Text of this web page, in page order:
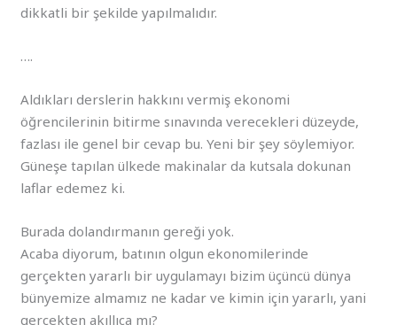
dikkatli bir şekilde yapılmalıdır.
….
Aldıkları derslerin hakkını vermiş ekonomi
öğrencilerinin bitirme sınavında verecekleri düzeyde,
fazlası ile genel bir cevap bu. Yeni bir şey söylemiyor.
Güneşe tapılan ülkede makinalar da kutsala dokunan
laflar edemez ki.
Burada dolandırmanın gereği yok.
Acaba diyorum, batının olgun ekonomilerinde
gerçekten yararlı bir uygulamayı bizim üçüncü dünya
bünyemize almamız ne kadar ve kimin için yararlı, yani
gerçekten akıllıca mı?